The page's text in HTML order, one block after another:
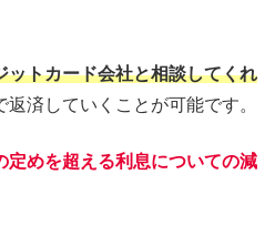
ットカード会社と相談してくれ
済していくことが可能です。
定めを超える利息についての減